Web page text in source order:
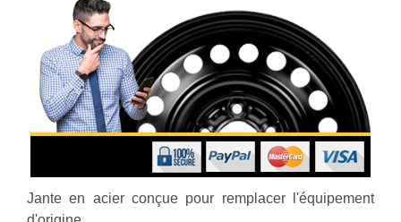
Jante en acier conçue pour remplacer l'équipement